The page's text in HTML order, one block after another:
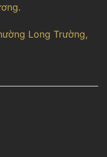
Long Trường,